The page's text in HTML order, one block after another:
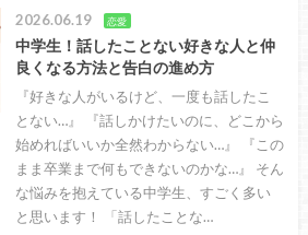
2026.06.19 恋愛
中学生！話したことない好きな人と仲
良くなる方法と告白の進め方
『好きな人がいるけど、一度も話したこ
とない…』 『話しかけたいのに、どこから
始めればいいか全然わからない…』 『この
まま卒業まで何もできないのかな…』 そん
な悩みを抱えている中学生、すごく多い
と思います！ 「話したことな…